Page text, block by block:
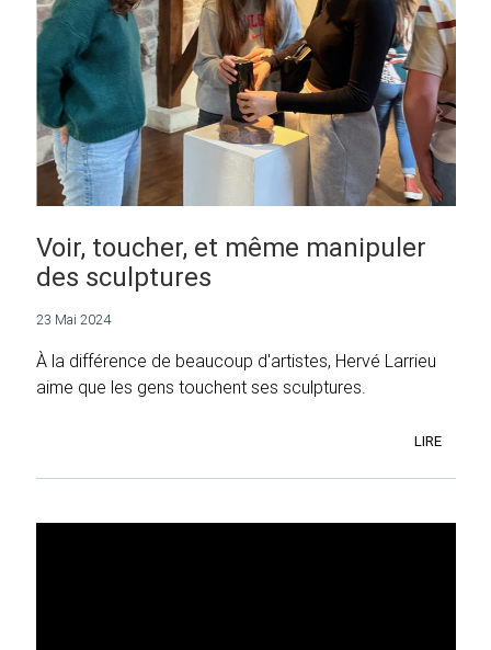
Voir, toucher, et même manipuler
des sculptures
23 Mai 2024
À la différence de beaucoup d'artistes, Hervé Larrieu
aime que les gens touchent ses sculptures.
LIRE